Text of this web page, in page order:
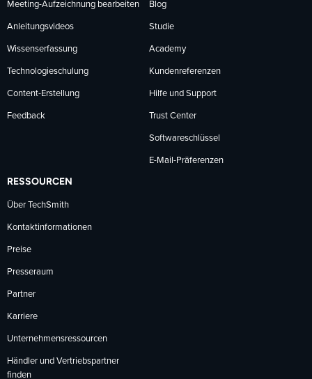
Meeting-Aufzeichnung bearbeiten
Anleitungsvideos
Wissenserfassung
Technologieschulung
Content-Erstellung
Feedback
Blog
Studie
Academy
Kundenreferenzen
Hilfe und Support
Trust Center
Softwareschlüssel
E-Mail-Präferenzen
RESSOURCEN
Über TechSmith
Kontaktinformationen
Preise
Presseraum
Partner
Karriere
Unternehmensressourcen
Händler und Vertriebspartner
finden